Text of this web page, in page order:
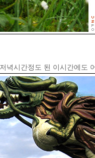
녁시간정도 된 이시간에도